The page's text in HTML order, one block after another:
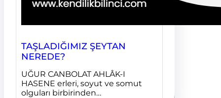
TAŞLADIĞIMIZ ŞEYTAN
NEREDE?
UĞUR CANBOLAT AHLÂK-I
HASENE erleri, soyut ve somut
olguları birbirinden…